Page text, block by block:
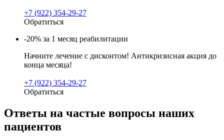
+7 (922) 354-29-27
Обратиться
-20% за 1 месяц реабилитации
Начните лечение с дисконтом! Антикризисная акция до
конца месяца!
+7 (922) 354-29-27
Обратиться
Ответы на частые вопросы наших
пациентов